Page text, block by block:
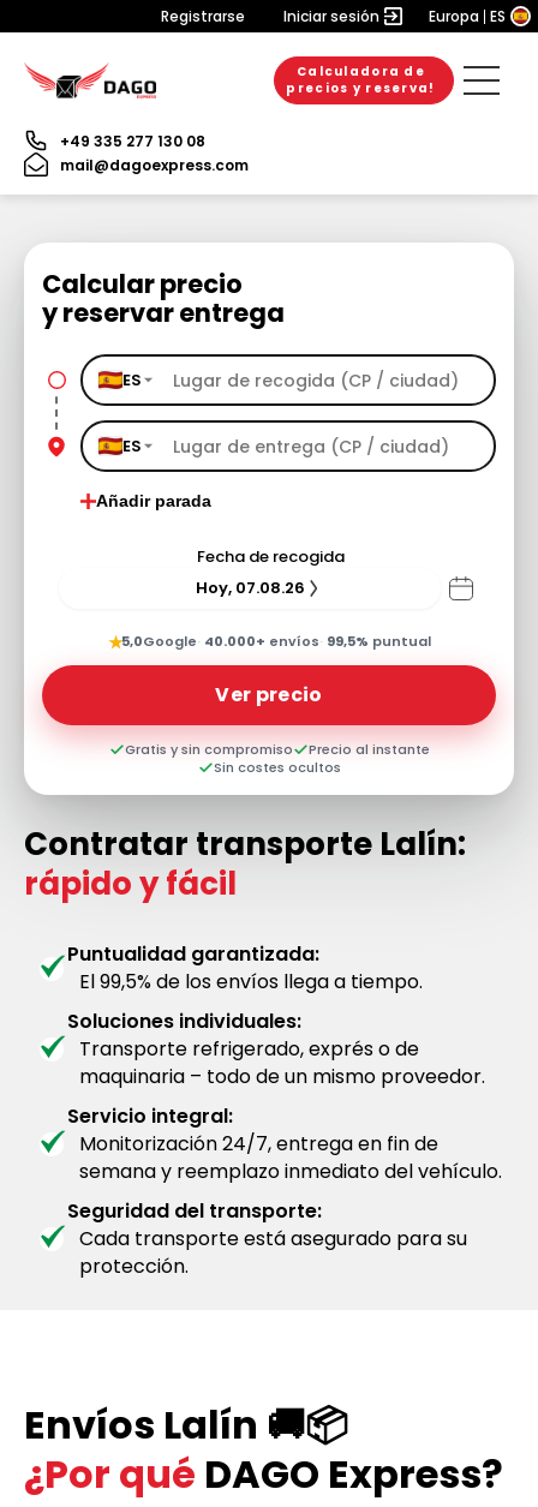
Registrarse Iniciar sesión Europa ES
Calculadora de
precios y reserva!
+49 335 277 130 08
mail@dagoexpress.com
Calcular precio
y reservar entrega
ES
ES
Añadir parada
Fecha de recogida
Hoy, 07.08.26
★5,0Google· 40.000+ envíos· 99,5% puntual
Ver precio
Gratis y sin compromiso
Precio al instante
Sin costes ocultos
Contratar transporte Lalín:
rápido y fácil
Puntualidad garantizada:
El 99,5% de los envíos llega a tiempo.
Soluciones individuales:
Transporte refrigerado, exprés o de
maquinaria – todo de un mismo proveedor.
Servicio integral:
Monitorización 24/7, entrega en fin de
semana y reemplazo inmediato del vehículo.
Seguridad del transporte:
Cada transporte está asegurado para su
protección.
Envíos Lalín 🚚📦
¿Por qué DAGO Express?